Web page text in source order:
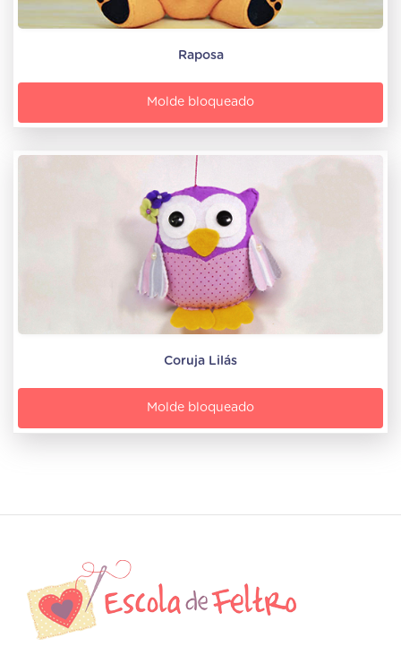
Raposa
Molde bloqueado
Coruja Lilás
Molde bloqueado